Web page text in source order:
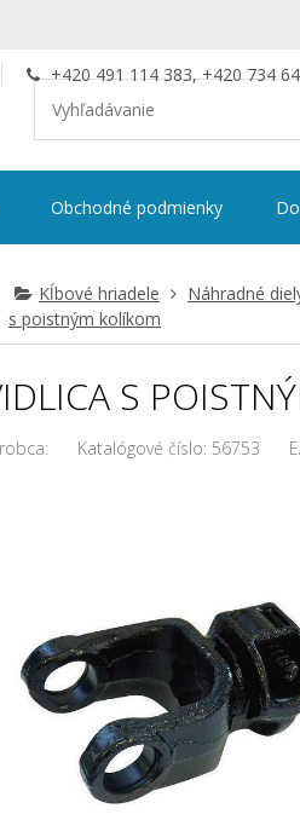
+420 491 114 383, +420 734
Obchodné podmienky
Kĺbové hriadele Náhradné
s poistným kolíkom
S
Katalógové číslo: 56753